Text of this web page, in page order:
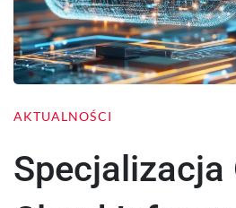
AKTUALNOŚCI
Specjalizacja